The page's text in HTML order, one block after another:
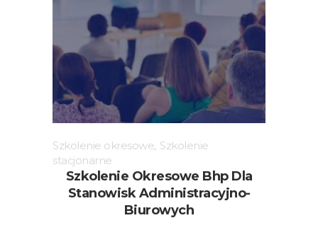
Szkolenie okresowe, Szkolenie
stacjonarne
Szkolenie Okresowe Bhp Dla
Stanowisk Administracyjno-
Biurowych